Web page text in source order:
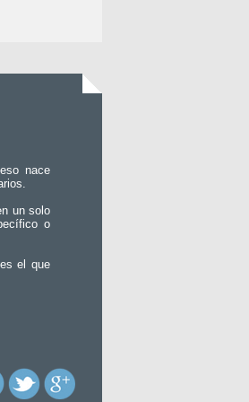
nace
un solo
o
el que